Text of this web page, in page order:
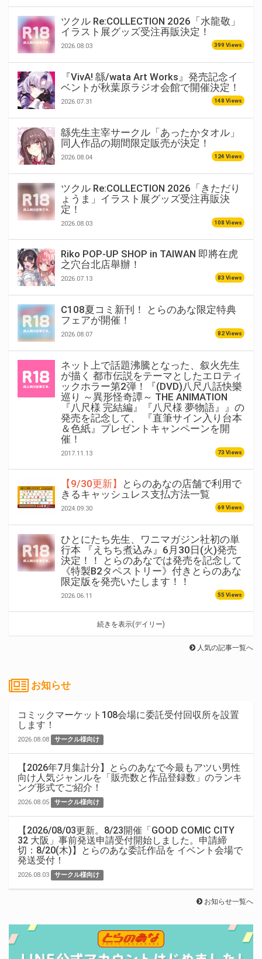
ツクル Re:COLLECTION 2026「水龍敬」
イラスト展グッズ受注再販決定！
2026.08.03 399 Views
『VivA! 緜/wata Art Works』発売記念イ
ベントが秋葉原ラジオ会館で開催決定！
2026.07.31 148 Views
緜先生主宰サークル「あったかタオル」
同人作品の期間限定販売が決定！
2026.08.04 124 Views
ツクル Re:COLLECTION 2026「きただり
ょうま」イラスト展グッズ受注再販決
定！
2026.08.03 108 Views
Riko POP-UP SHOP in TAIWAN 即將在虎
之穴台北店舉辦！
2026.07.13 83 Views
C108夏コミ新刊！ とらのあな限定特典
フェアが開催！
2026.08.07 82 Views
ネット上で話題沸騰となった、叙火先生
が描く 都市伝説をテーマとしたエロティ
ックホラー第2弾！『(DVD)八尺八話快樂
巡り ～異形怪奇譚～ THE ANIMATION
『八尺様 完結編』『八尺様 夢物語』』の
発売を記念して、 『直筆サイン入り台本
＆色紙』プレゼントキャンペーンを開
催！
2017.11.13 73 Views
【9/30更新】
とらのあなの店舗で利用で
きるキャッシュレス支払方法一覧
2024.09.30 69 Views
ひとにたち先生、ワニマガジン社初の単
行本 『えちち煮込み』6月30日(火)発売
決定！！ とらのあなでは発売を記念して
《特製B2タペストリー》付きとらのあな
限定版を発売いたします！！
2026.06.11 55 Views
続きを表示(デイリー)
人気の記事一覧へ
お知らせ
コミックマーケット108会場に委託受付回収所を設置
します！
2026.08.08 サークル様向け
【2026年7月集計分】とらのあなで今最もアツい男性
向け人気ジャンルを「販売数と作品登録数」のランキ
ング形式でご紹介！
2026.08.05 サークル様向け
【2026/08/03更新。8/23開催「GOOD COMIC CITY
32 大阪」事前発送申請受付開始しました。申請締
切：8/20(木)】とらのあな委託作品を イベント会場で
発送受付！
2026.08.03 サークル様向け
お知らせ一覧へ